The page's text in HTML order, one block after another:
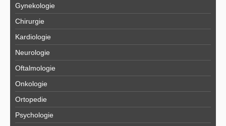
Gynekologie
Chirurgie
Kardiologie
Neurologie
Oftalmologie
Onkologie
Ortopedie
Psychologie